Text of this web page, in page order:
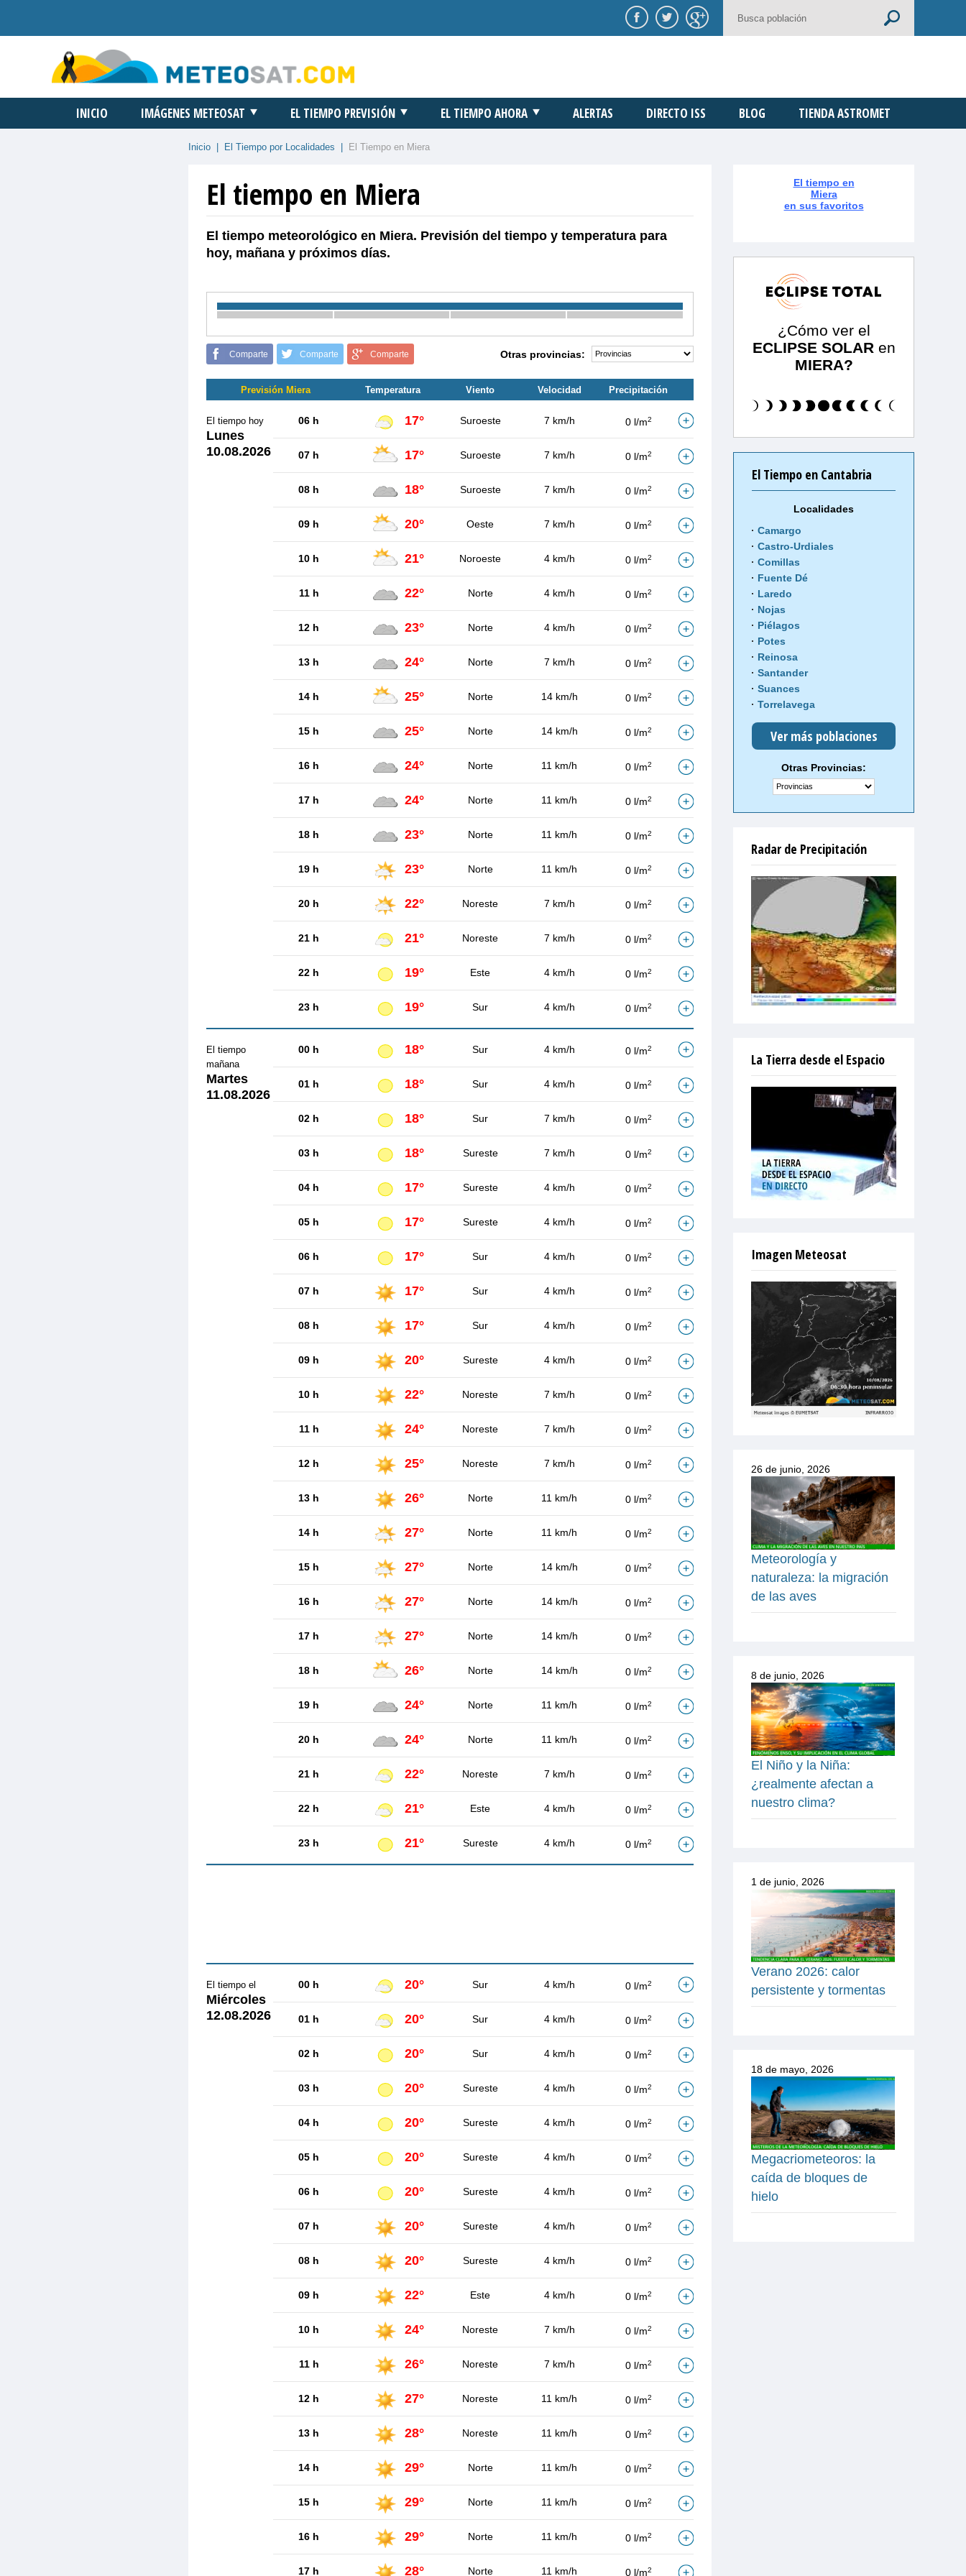
INICIO IMÁGENES METEOSAT EL TIEMPO PREVISIÓN EL TIEMPO AHORA ALERTAS DIRECTO ISS BLOG TIENDA ASTROMET
Inicio El Tiempo por Localidades El Tiempo en Miera
El tiempo en Miera
El tiempo meteorológico en Miera. Previsión del tiempo y temperatura para
hoy, mañana y próximos días.
Comparte Comparte Comparte Otras provincias:
Previsión Miera Temperatura Viento Velocidad Precipitación
El tiempo hoy
Lunes
10.08.2026
06 h 17° Suroeste 7 km/h 0 l/m2
07 h 17° Suroeste 7 km/h 0 l/m2
08 h 18° Suroeste 7 km/h 0 l/m2
09 h 20° Oeste 7 km/h 0 l/m2
10 h 21° Noroeste 4 km/h 0 l/m2
11 h 22° Norte 4 km/h 0 l/m2
12 h 23° Norte 4 km/h 0 l/m2
13 h 24° Norte 7 km/h 0 l/m2
14 h 25° Norte 14 km/h 0 l/m2
15 h 25° Norte 14 km/h 0 l/m2
16 h 24° Norte 11 km/h 0 l/m2
17 h 24° Norte 11 km/h 0 l/m2
18 h 23° Norte 11 km/h 0 l/m2
19 h 23° Norte 11 km/h 0 l/m2
20 h 22° Noreste 7 km/h 0 l/m2
21 h 21° Noreste 7 km/h 0 l/m2
22 h 19° Este 4 km/h 0 l/m2
23 h 19° Sur 4 km/h 0 l/m2
El tiempo
mañana
Martes
11.08.2026
00 h 18° Sur 4 km/h 0 l/m2
01 h 18° Sur 4 km/h 0 l/m2
02 h 18° Sur 7 km/h 0 l/m2
03 h 18° Sureste 7 km/h 0 l/m2
04 h 17° Sureste 4 km/h 0 l/m2
05 h 17° Sureste 4 km/h 0 l/m2
06 h 17° Sur 4 km/h 0 l/m2
07 h 17° Sur 4 km/h 0 l/m2
08 h 17° Sur 4 km/h 0 l/m2
09 h 20° Sureste 4 km/h 0 l/m2
10 h 22° Noreste 7 km/h 0 l/m2
11 h 24° Noreste 7 km/h 0 l/m2
12 h 25° Noreste 7 km/h 0 l/m2
13 h 26° Norte 11 km/h 0 l/m2
14 h 27° Norte 11 km/h 0 l/m2
15 h 27° Norte 14 km/h 0 l/m2
16 h 27° Norte 14 km/h 0 l/m2
17 h 27° Norte 14 km/h 0 l/m2
18 h 26° Norte 14 km/h 0 l/m2
19 h 24° Norte 11 km/h 0 l/m2
20 h 24° Norte 11 km/h 0 l/m2
21 h 22° Noreste 7 km/h 0 l/m2
22 h 21° Este 4 km/h 0 l/m2
23 h 21° Sureste 4 km/h 0 l/m2
El tiempo el
Miércoles
12.08.2026
00 h 20° Sur 4 km/h 0 l/m2
01 h 20° Sur 4 km/h 0 l/m2
02 h 20° Sur 4 km/h 0 l/m2
03 h 20° Sureste 4 km/h 0 l/m2
04 h 20° Sureste 4 km/h 0 l/m2
05 h 20° Sureste 4 km/h 0 l/m2
06 h 20° Sureste 4 km/h 0 l/m2
07 h 20° Sureste 4 km/h 0 l/m2
08 h 20° Sureste 4 km/h 0 l/m2
09 h 22° Este 4 km/h 0 l/m2
10 h 24° Noreste 7 km/h 0 l/m2
11 h 26° Noreste 7 km/h 0 l/m2
12 h 27° Noreste 11 km/h 0 l/m2
13 h 28° Noreste 11 km/h 0 l/m2
14 h 29° Norte 11 km/h 0 l/m2
15 h 29° Norte 11 km/h 0 l/m2
16 h 29° Norte 11 km/h 0 l/m2
17 h 28° Norte 11 km/h 0 l/m2
El tiempo en
Miera
en sus favoritos
¿Cómo ver el
ECLIPSE SOLAR en
MIERA?
El Tiempo en Cantabria
Localidades
Camargo
Castro-Urdiales
Comillas
Fuente Dé
Laredo
Nojas
Piélagos
Potes
Reinosa
Santander
Suances
Torrelavega
Ver más poblaciones
Otras Provincias:
Radar de Precipitación
La Tierra desde el Espacio
Imagen Meteosat
26 de junio, 2026
Meteorología y
naturaleza: la migración
de las aves
8 de junio, 2026
El Niño y la Niña:
¿realmente afectan a
nuestro clima?
1 de junio, 2026
Verano 2026: calor
persistente y tormentas
18 de mayo, 2026
Megacriometeoros: la
caída de bloques de
hielo